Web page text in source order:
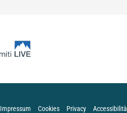
Impressum Cookies Privacy Accessibilità